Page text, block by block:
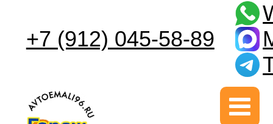
+7 (912) 045-58-89